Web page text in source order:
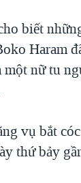
AFGHANISTAN
Ở VIỆT NAM
KIM TẠI VIỆT
SÓNG TRỘM
VỌNG TỪ
biết
Haram
nữ tu
vụ bắt
thứ bảy